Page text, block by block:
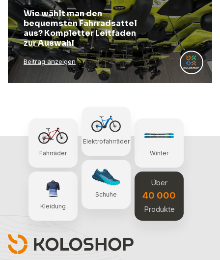
Wie wählt man den
bequemsten Fahrradsattel
aus? Kompletter Leitfaden
zur Auswahl
Beitrag anzeigen
Fahrräder
Elektrofahrräder
Winter
Kleidung
Schuhe
Über
40 000
Produkte